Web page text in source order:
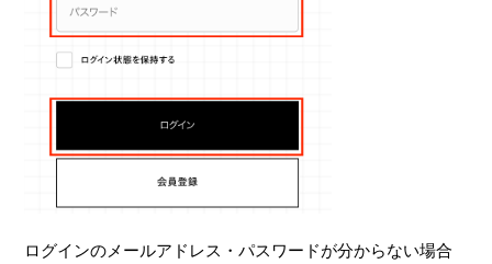
ログインのメールアドレス・パスワードが分からない場合